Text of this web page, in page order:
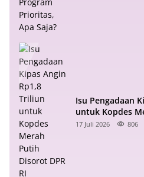
Isu Pengadaan
untuk Kopdes
RI
17 Juli 2026 806